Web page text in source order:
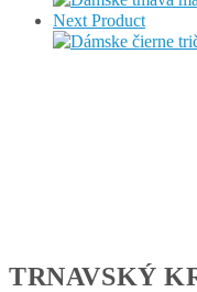
Next Product
TRNAVSKÝ